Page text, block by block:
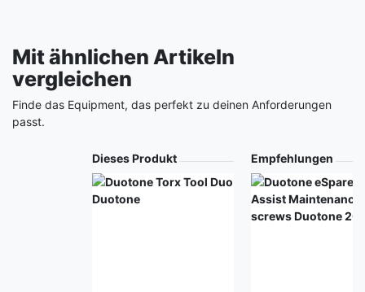
Mit ähnlichen Artikeln
vergleichen
Finde das Equipment, das perfekt zu deinen Anforderungen
passt.
Dieses Produkt Empfehlungen